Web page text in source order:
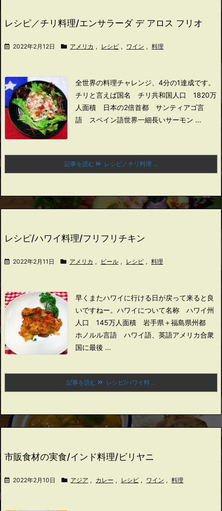
レシピ／チリ料理/エンサラーダ デ アロス フリオ
2022年2月12日 アメリカ , レシピ , ワイン , 料理
全世界の料理チャレンジ、4分の1達成です。
チリと言えば国名 チリ共和国 人口 1820万
人面積 日本の2倍首都 サンティアゴ言
語 スペイン語世界一細長いサーモン ...
記事を読む レシピ／チリ料理 ...
レシピ/ハワイ料理/フリフリチキン
2022年2月11日 アメリカ , ビール , レシピ , 料理
早くまたハワイに行ける日が戻って来ると良
いですねー。 ハワイについて名称 ハワイ州
人口 145万人面積 岩手県＋福島県州都
ホノルル言語 ハワイ語、英語アメリカ合衆
国に最後 ...
記事を読む レシピ/ハワイ料 ...
市販食材の実食/インド料理/ビリヤニ
2022年2月10日 アジア , カレー , レシピ , ワイン , 料理